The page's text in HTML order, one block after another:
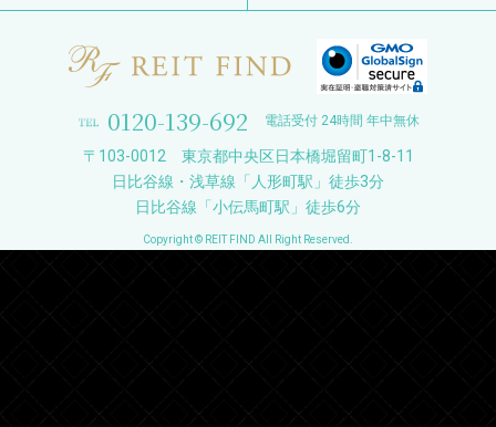
0120-139-692 電話受付 24時間 年中無休
〒103-0012 東京都中央区日本橋堀留町1-8-11
日比谷線・浅草線「人形町駅」徒歩3分
日比谷線「小伝馬町駅」徒歩6分
Copyright © REIT FIND All Right Reserved.